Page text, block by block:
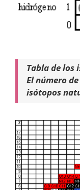
Tabla de los
El número
isótopos